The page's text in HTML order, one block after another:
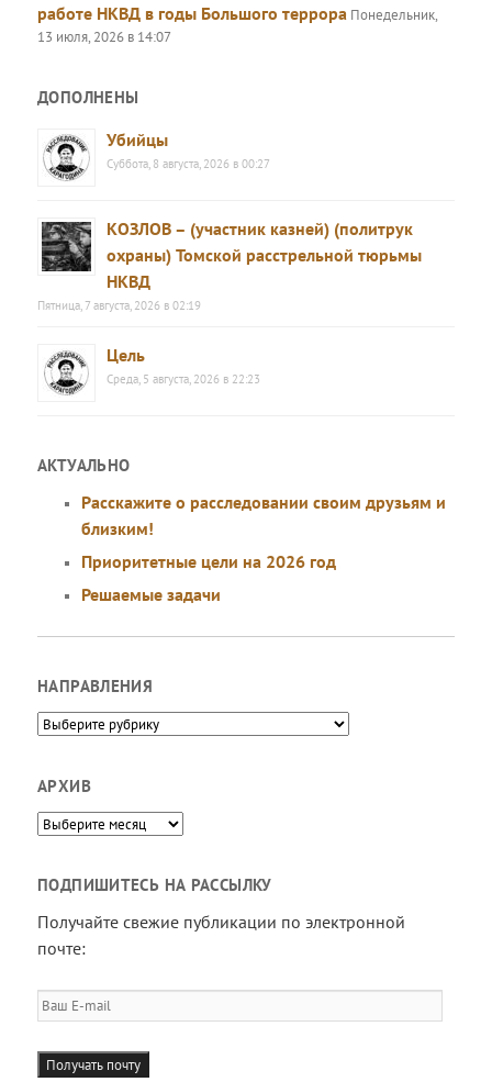
работе НКВД в годы Большого террора Понедельник,
13 июля, 2026 в 14:07
ДОПОЛНЕНЫ
Убийцы
Суббота, 8 августа, 2026 в 00:27
КОЗЛОВ – (участник казней) (политрук
охраны) Томской расстрельной тюрьмы
НКВД
Пятница, 7 августа, 2026 в 02:19
Цель
Среда, 5 августа, 2026 в 22:23
АКТУАЛЬНО
Расскажите о расследовании своим друзьям и
близким!
Приоритетные цели на 2026 год
Решаемые задачи
НАПРАВЛЕНИЯ
Направления
АРХИВ
Архив
ПОДПИШИТЕСЬ НА РАССЫЛКУ
Получайте свежие публикации по электронной
почте:
Ваш
E-
mail
Получать почту